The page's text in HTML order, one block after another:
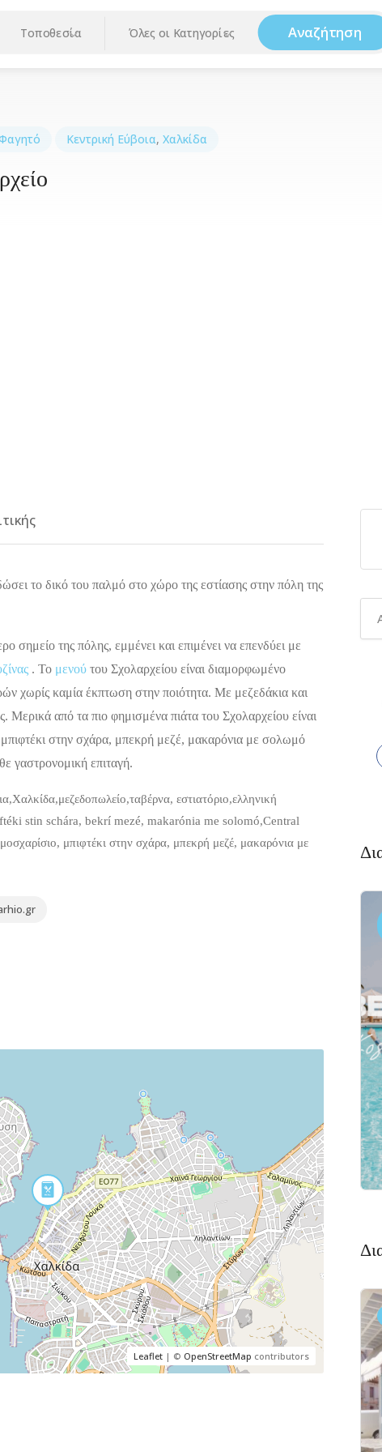
Τοποθεσία Όλες οι Κατηγορίες Αναζήτηση
Κεντρική Εύβοια, Χαλκίδα
το δικό του παλμό στο χώρο της εστίασης στην πόλη της
σημείο της πόλης, εμμένει και επιμένει να επενδύει με
. Το μενού του Σχολαρχείου είναι διαμορφωμένο
χωρίς καμία έκπτωση στην ποιότητα. Με μεζεδάκια και
Μερικά από τα πιο φημισμένα πιάτα του Σχολαρχείου είναι
στην σχάρα, μπεκρή μεζέ, μακαρόνια με σολωμό
γαστρονομική επιταγή.
εστιατόριο,ελληνική
stin schára, bekrí mezé, makarónia me solomó,Central
μπιφτέκι στην σχάρα, μπεκρή μεζέ, μακαρόνια με
Leaflet| © OpenStreetMap contributors
Εύβοια 340 05
Premium
Beach
Resort
Χαλκίδα